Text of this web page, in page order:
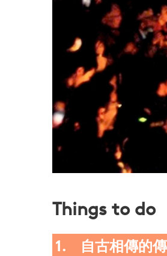
Things to do
1. 自古相傳的